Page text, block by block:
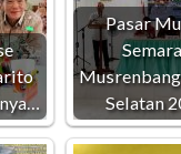
Pasar
Selatan